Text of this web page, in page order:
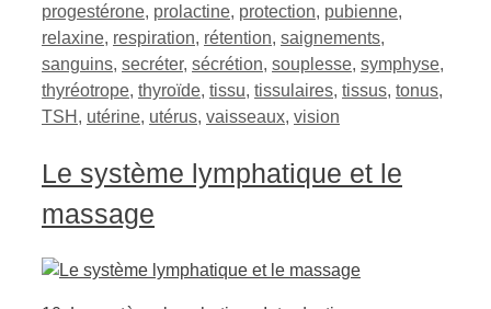
progestérone, prolactine, protection, pubienne,
relaxine, respiration, rétention, saignements,
sanguins, secréter, sécrétion, souplesse, symphyse,
thyréotrope, thyroïde, tissu, tissulaires, tissus, tonus,
TSH , utérine, utérus, vaisseaux, vision
Le système lymphatique et le
massage